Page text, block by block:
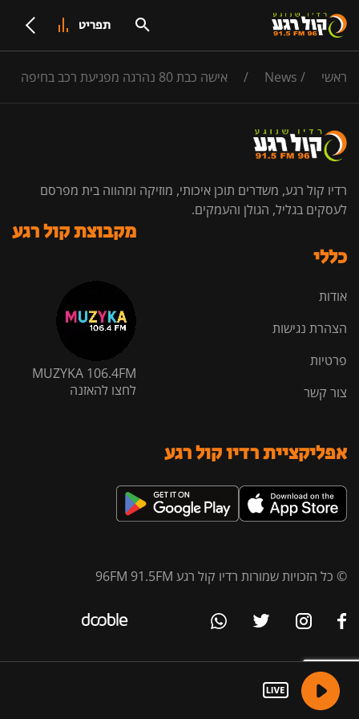
תפריט
ראשי /
News
/ אישה כבת 80 נהרגה מפגיעת רכב בחיפה
רדיו קול רגע, משדרים תוכן איכותי, מוזיקה ומהווה בית מפרסם
לעסקים בגליל, הגולן והעמקים.
כללי
אודות
הצהרת נגישות
פרטיות
צור קשר
מקבוצת קול רגע
MUZYKA 106.4FM
לחצו להאזנה
אפליקציית רדיו קול רגע
© כל הזכויות שמורות רדיו קול רגע 96FM 91.5FM